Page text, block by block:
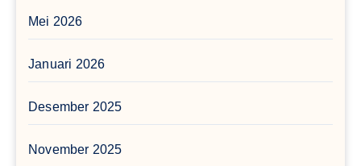
Mei 2026
Januari 2026
Desember 2025
November 2025